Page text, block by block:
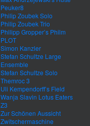
Peuker8
Philip Zoubek Solo
Philip Zoubek Trio
Philipp Gropper’s Philm
PLOT
Simon Kanzler
Stefan Schultze Large
Ensemble
Stefan Schultze Solo
Themroc 3
Uli Kempendorff’s Field
Wanja Slavin Lotus Eaters
Z3
Zur Schönen Aussicht
Zwitschermaschine